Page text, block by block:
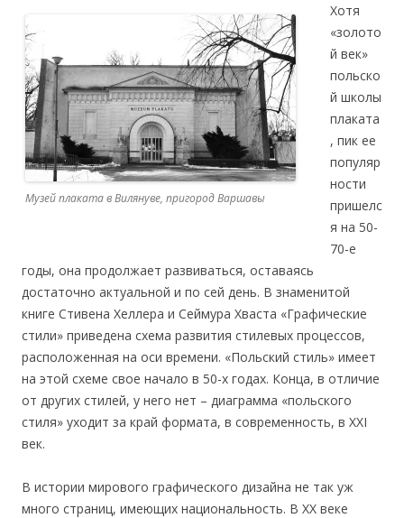
Музей плаката в Вилянуве, пригород Варшавы
Хотя
«золото
й век»
польско
й школы
плаката
, пик ее
популяр
ности
пришелс
я на 50-
70-е
годы, она продолжает развиваться, оставаясь
достаточно актуальной и по сей день. В знаменитой
книге Стивена Хеллера и Сеймура Хваста «Графические
стили» приведена схема развития стилевых процессов,
расположенная на оси времени. «Польский стиль» имеет
на этой схеме свое начало в 50-х годах. Конца, в отличие
от других стилей, у него нет – диаграмма «польского
стиля» уходит за край формата, в современность, в ХХI
век.
В истории мирового графического дизайна не так уж
много страниц, имеющих национальность. В ХХ веке